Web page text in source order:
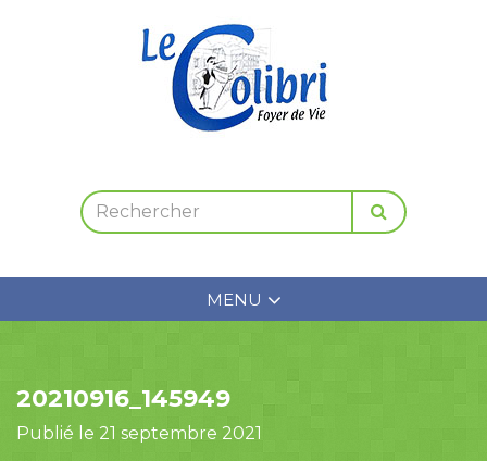
MENU
20210916_145949
Publié le 21 septembre 2021